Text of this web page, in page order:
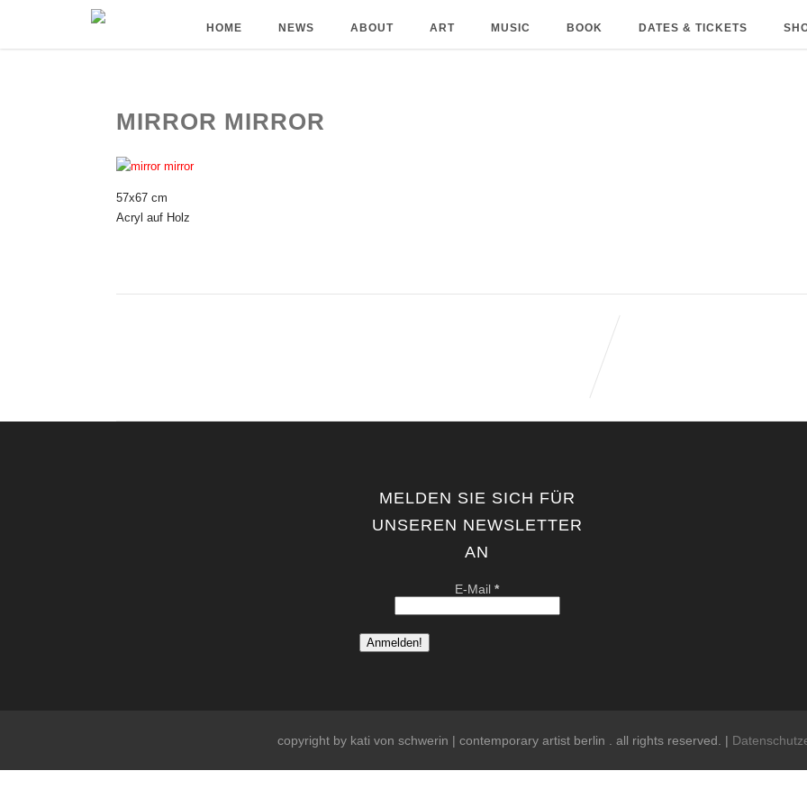
HOME NEWS ABOUT ART MUSIC BOOK DATES & TICKETS
MIRROR MIRROR
57x67 cm
Acryl auf Holz
MELDEN SIE SICH FÜR
UNSEREN NEWSLETTER
AN
E-Mail*
copyright by kati von schwerin | contemporary artist berlin . all rights reserved. |